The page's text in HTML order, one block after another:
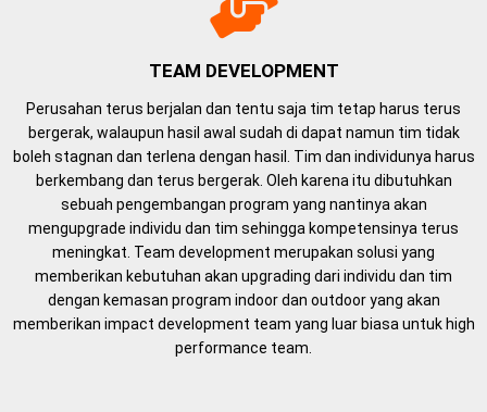
TEAM DEVELOPMENT
Perusahan terus berjalan dan tentu saja tim tetap harus terus
bergerak, walaupun hasil awal sudah di dapat namun tim tidak
boleh stagnan dan terlena dengan hasil. Tim dan individunya harus
berkembang dan terus bergerak. Oleh karena itu dibutuhkan
sebuah pengembangan program yang nantinya akan
mengupgrade individu dan tim sehingga kompetensinya terus
meningkat. Team development merupakan solusi yang
memberikan kebutuhan akan upgrading dari individu dan tim
dengan kemasan program indoor dan outdoor yang akan
memberikan impact development team yang luar biasa untuk high
performance team.